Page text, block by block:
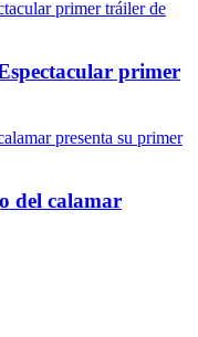
primer
del calamar